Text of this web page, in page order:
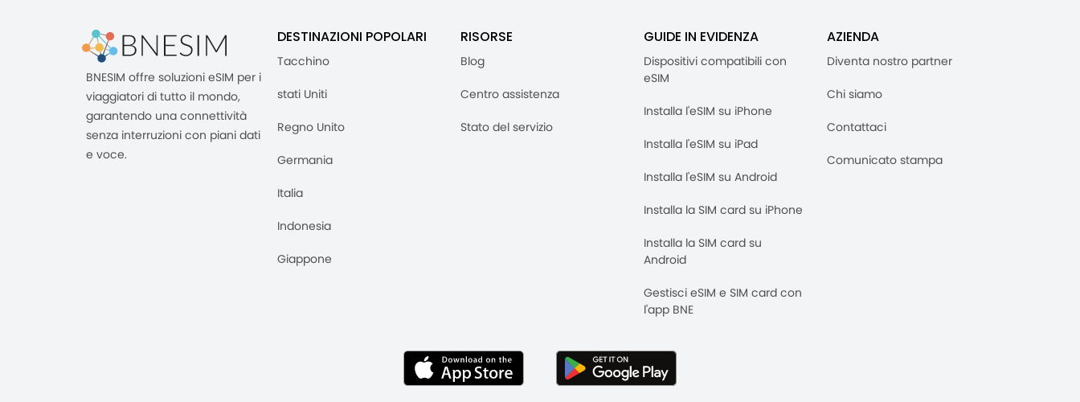
BNESIM offre soluzioni eSIM per i
viaggiatori di tutto il mondo,
garantendo una connettività
senza interruzioni con piani dati
e voce.
DESTINAZIONI POPOLARI
Tacchino
stati Uniti
Regno Unito
Germania
Italia
Indonesia
Giappone
RISORSE
Blog
Centro assistenza
Stato del servizio
GUIDE IN EVIDENZA
Dispositivi compatibili con
eSIM
Installa l'eSIM su iPhone
Installa l'eSIM su iPad
Installa l'eSIM su Android
Installa la SIM card su iPhone
Installa la SIM card su
Android
Gestisci eSIM e SIM card con
l'app BNE
AZIENDA
Diventa nostro partner
Chi siamo
Contattaci
Comunicato stampa